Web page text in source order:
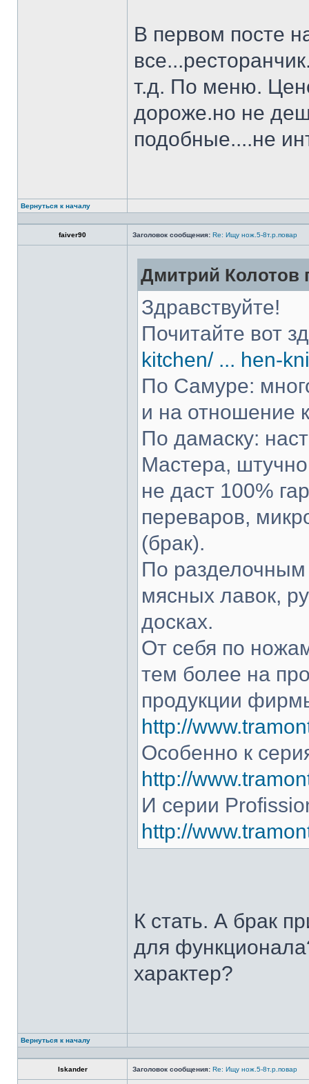
В первом посте
т.д. По меню.
дороже.но не
подобные....не
Вернуться к началу
faiver90 Заголовок сообщения: Re: Ищу нож.5-8т.р.повар
Дмитрий Колотов
Здравствуйте!
Почитайте вот
kitchen/ ... hen-
По Самуре:
и на отношение
По дамаску:
Мастера,
не даст 100%
переваров,
(брак).
По разделочным
мясных лавок,
досках.
От себя по
тем более на
продукции
http://
Особенно к
http://
И серии
http://
К стать. А брак
для
характер?
Вернуться к началу
Iskander Заголовок сообщения: Re: Ищу нож.5-8т.р.повар